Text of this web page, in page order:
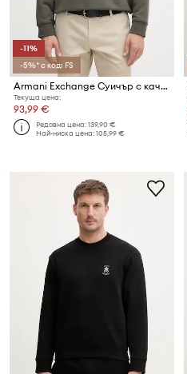
-11%
-5%* с код: FS
Armani Exchange Суичър с качулка мъжки памучен
Текуща цена:
93,99 €
Редовна цена:139,90 €
Най-ниска цена:105,99 €